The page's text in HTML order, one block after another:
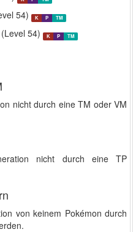
54) K P TM
(Level 54) K P TM
nicht durch eine TM oder VM
nicht durch eine TP
von keinem Pokémon durch